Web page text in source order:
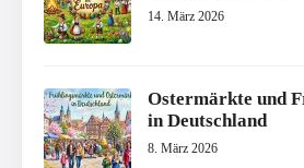
14. März 2026
Ostermärkte und
in Deutschland
8. März 2026